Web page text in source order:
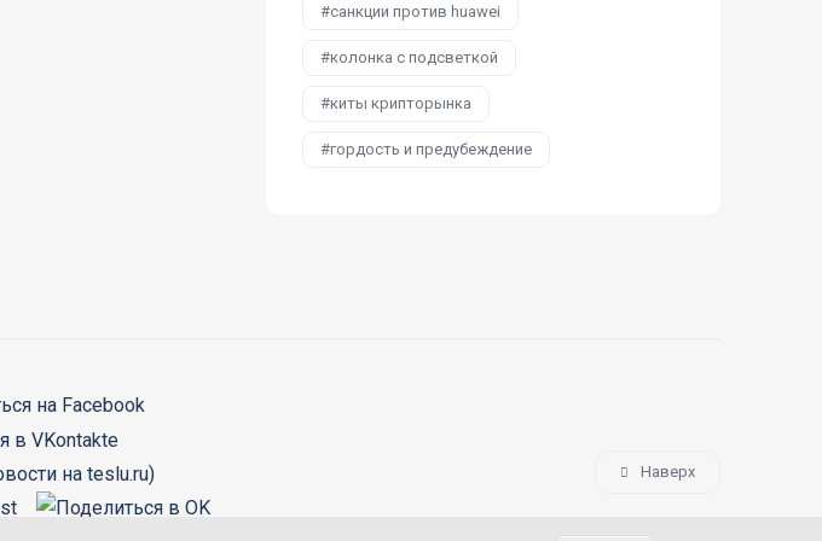
санкции против huawei
колонка с подсветкой
киты крипторынка
гордость и предубеждение
Наверх